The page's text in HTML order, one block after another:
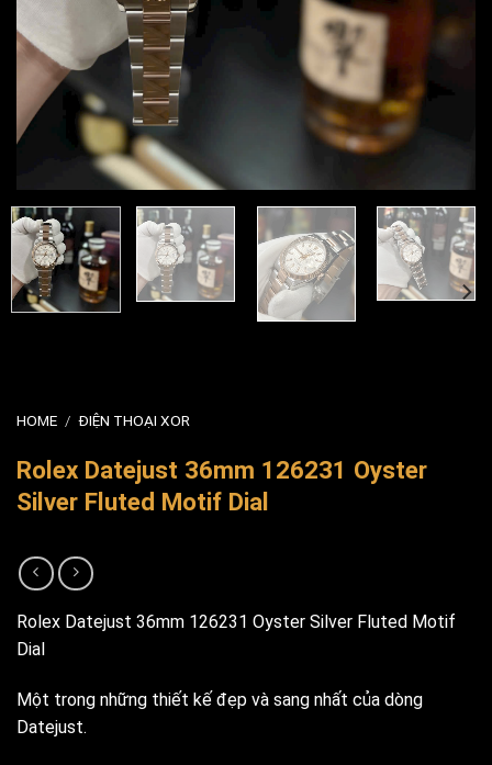
HOME / ĐIỆN THOẠI XOR
Rolex Datejust 36mm 126231 Oyster
Silver Fluted Motif Dial
Rolex Datejust 36mm 126231 Oyster Silver Fluted Motif
Dial
Một trong những thiết kế đẹp và sang nhất của dòng
Datejust.